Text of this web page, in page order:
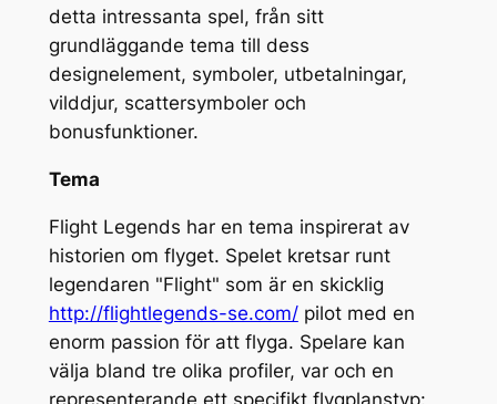
detta intressanta spel, från sitt
grundläggande tema till dess
designelement, symboler, utbetalningar,
vilddjur, scattersymboler och
bonusfunktioner.
Tema
Flight Legends har en tema inspirerat av
historien om flyget. Spelet kretsar runt
legendaren "Flight" som är en skicklig
http://flightlegends-se.com/pilot med en
enorm passion för att flyga. Spelare kan
välja bland tre olika profiler, var och en
representerande ett specifikt flygplanstyp: